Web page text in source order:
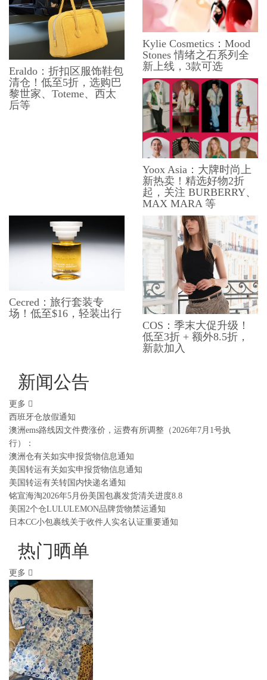
Eraldo：折扣区服饰鞋包
清仓！低至5折，选购巴
黎世家、Toteme、西太
后等
Kylie Cosmetics：Mood
Stones 情绪之石系列全
新上线，3款可选
Yoox Asia：大牌时尚上
新热卖！精选好物2折
起，关注 BURBERRY、
MAX MARA 等
Cecred：旅行套装专
场！低至$16，轻装出行
COS：季末大促升级！
低至3折 + 额外8.5折，
新款加入
新闻公告
更多
西班牙仓放假通知
澳洲ems路线因文件费涨价，运费有所调整（2026年7月1号执
行）：
澳洲仓有关如实申报货物信息通知
美国转运有关如实申报货物信息通知
美国转运有关转国内快递名通知
铭宣海淘2026年5月份美国包裹发货清关进度8.8
美国2个仓LULULEMON品牌货物禁运通知
日本CC小包裹线关于收件人实名认证重要通知
热门晒单
更多